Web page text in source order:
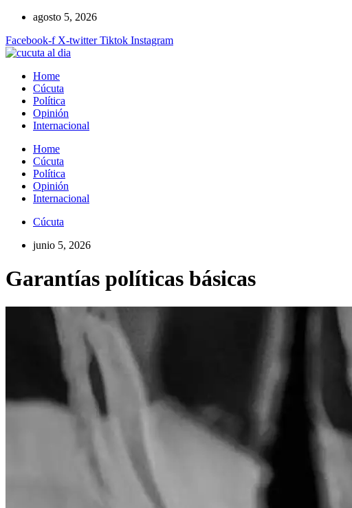
contenido
agosto 5, 2026
Facebook-f X-twitter Tiktok Instagram
Home
Cúcuta
Política
Opinión
Internacional
Home
Cúcuta
Política
Opinión
Internacional
Cúcuta
junio 5, 2026
Garantías políticas básicas